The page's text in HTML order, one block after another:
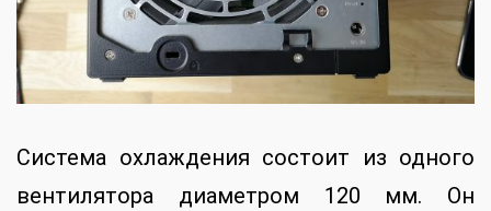
Система охлаждения состоит из одного
вентилятора диаметром 120 мм. Он